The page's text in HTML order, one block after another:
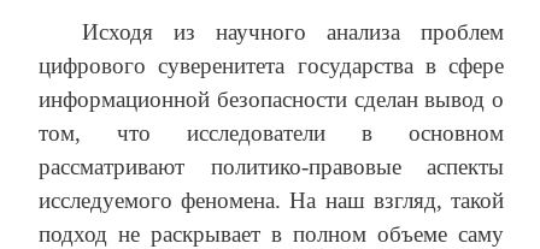
Исходя из научного анализа проблем
цифрового суверенитета государства в сфере
информационной безопасности сделан вывод о
том, что исследователи в основном
рассматривают политико-правовые аспекты
исследуемого феномена. На наш взгляд, такой
подход не раскрывает в полном объеме саму